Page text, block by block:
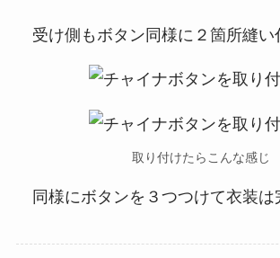
受け側もボタン同様に２箇所縫い
取り付けたらこんな感じ
同様にボタンを３つつけて衣装は